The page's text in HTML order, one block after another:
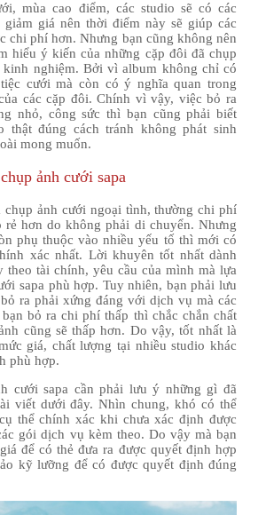
mùa cao điểm, các studio sẽ có các
giá nên thời điểm này sẽ giúp các
chi phí hơn. Nhưng bạn cũng không nên
hiểu ý kiến của những cặp đôi đã chụp
kinh nghiệm. Bởi vì album không chỉ có
cưới mà còn có ý nghĩa quan trong
các cặp đôi. Chính vì vậy, việc bỏ ra
nhỏ, công sức thì bạn cũng phải biết
thật đúng cách tránh không phát sinh
mong muốn.
ảnh cưới sapa
chụp ảnh cưới ngoại tình, thường chi phí
rẻ hơn do không phải di chuyển. Nhưng
phụ thuộc vào nhiều yếu tố thì mới có
xác nhất. Lời khuyên tốt nhất dành
theo tài chính, yêu cầu của mình mà lựa
sapa phù hợp. Tuy nhiên, bạn phải lưu
ra phải xứng đáng với dịch vụ mà các
bỏ ra chi phí thấp thì chắc chắn chất
cũng sẽ thấp hơn. Do vậy, tốt nhất là
giá, chất lượng tại nhiều studio khác
phù hợp.
cưới sapa cần phải lưu ý những gì đã
viết dưới đây. Nhìn chung, khó có thể
thể chính xác khi chưa xác định được
gói dịch vụ kèm theo. Do vậy mà bạn
để có thẻ đưa ra được quyết định hợp
kỹ lưỡng để có được quyết định đúng